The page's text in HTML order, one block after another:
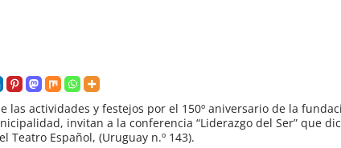
las actividades y festejos por el 150º aniversario de la
invitan a la conferencia “Liderazgo del Ser” que
Teatro Español, (Uruguay n.º 143).